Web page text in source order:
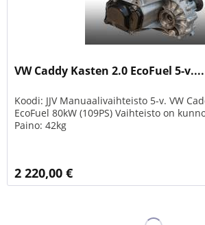
VW Caddy Kasten 2.0 EcoFuel 5-v....
Koodi: JJV Manuaalivaihteisto 5-v. VW
EcoFuel 80kW (109PS) Vaihteisto on
Paino: 42kg
2 220,00 €